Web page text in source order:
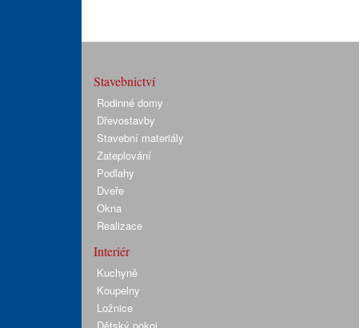
Stavebnictví
Rodinné domy
Dřevostavby
Stavební materiály
Zateplování
Podlahy
Dveře
Okna
Realizace
Interiér
Kuchyně
Koupelny
Ložnice